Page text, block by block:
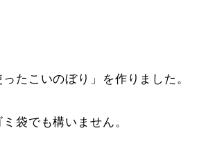
たこいのぼり」を作りました。
袋でも構いません。